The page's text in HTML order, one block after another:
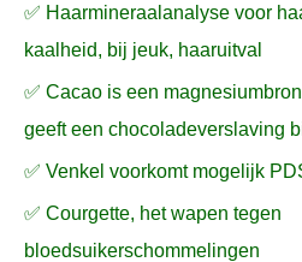
✅ Haarmineraalanalyse voor
kaalheid, bij jeuk, haaruitval
✅ Cacao is een
geeft een chocoladeverslaving
✅ Venkel voorkomt mogelijk
✅ Courgette, het wapen tegen
bloedsuikerschommelingen